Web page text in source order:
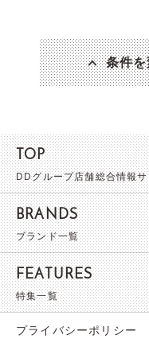
条件
TOP
DDグループ店舗総合情報
BRANDS
ブランド一覧
FEATURES
特集一覧
プライバシーポリシー